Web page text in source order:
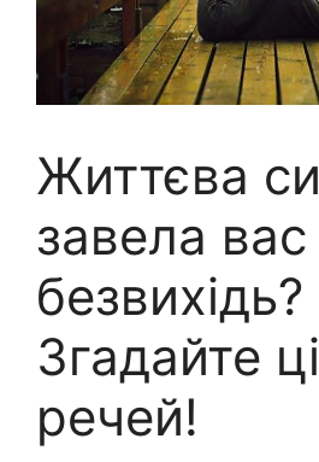
Життєва
завела вас
безвихідь?
Згадайте
речей!